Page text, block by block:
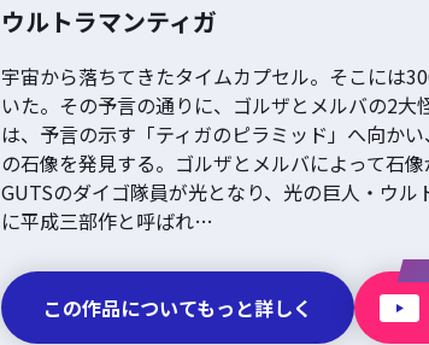
ウルトラマンティガ
宇宙から落ちてきたタイムカプセル。そこには
いた。その予言の通りに、ゴルザとメルバの2大
は、予言の示す「ティガのピラミッド」へ向か
の石像を発見する。ゴルザとメルバによって石像
GUTSのダイゴ隊員が光となり、光の巨人・ウ
に平成三部作と呼ばれ…
この作品についてもっと詳しく